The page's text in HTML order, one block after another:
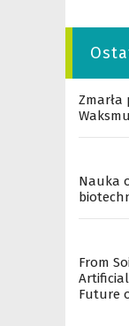
Zmarła
Nauka
From
Future